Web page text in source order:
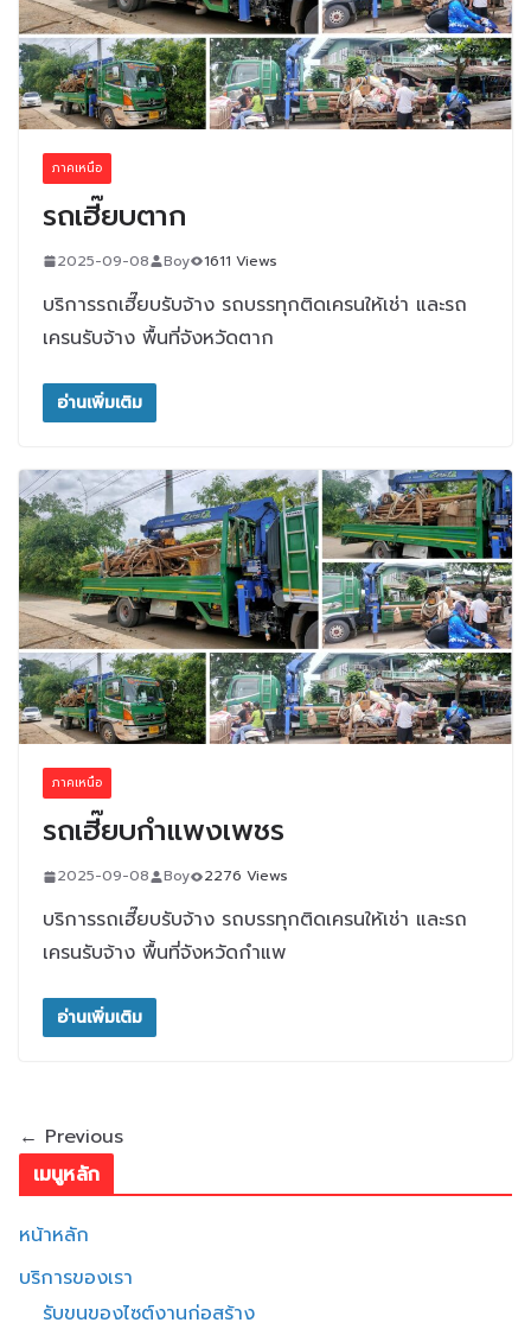
ภาคเหนือ
รถเฮี๊ยบตาก
2025-09-08 Boy 1611 Views
บริการรถเฮี๊ยบรับจ้าง รถบรรทุกติดเครนให้เช่า และรถ
เครนรับจ้าง พื้นที่จังหวัดตาก
อ่านเพิ่มเติม
ภาคเหนือ
รถเฮี๊ยบกำแพงเพชร
2025-09-08 Boy 2276 Views
บริการรถเฮี๊ยบรับจ้าง รถบรรทุกติดเครนให้เช่า และรถ
เครนรับจ้าง พื้นที่จังหวัดกำแพ
อ่านเพิ่มเติม
← Previous
เมนูหลัก
หน้าหลัก
บริการของเรา
รับขนของไซต์งานก่อสร้าง